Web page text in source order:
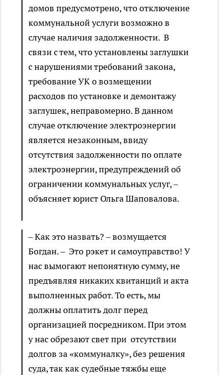
домов предусмотрено, что отключение
коммунальной услуги возможно в
случае наличия задолженности. В
связи с тем, что установлены заглушки
с нарушениями требований закона,
требование УК о возмещении
расходов по установке и демонтажу
заглушек, неправомерно. В данном
случае отключение электроэнергии
является незаконным, ввиду
отсутствия задолженности по оплате
электроэнергии, предупреждений об
ограничении коммунальных услуг, –
объясняет юрист Ольга Шаповалова.
– Как это назвать? – возмущается
Богдан. – Это рэкет и самоуправство! У
нас вымогают непонятную сумму, не
предъявляя никаких квитанций и акта
выполненных работ. То есть, мы
должны оплатить долг перед
организацией посредником. При этом
у нас обрезают свет при отсутствии
долгов за «коммуналку», без решения
суда, так как судебные тяжбы еще